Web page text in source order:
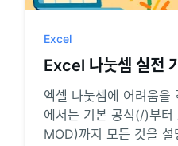
Excel
Excel 나눗셈 실전
엑셀 나눗셈에 어려움을
에서는 기본 공식(/)부
MOD)까지 모든 것을 설